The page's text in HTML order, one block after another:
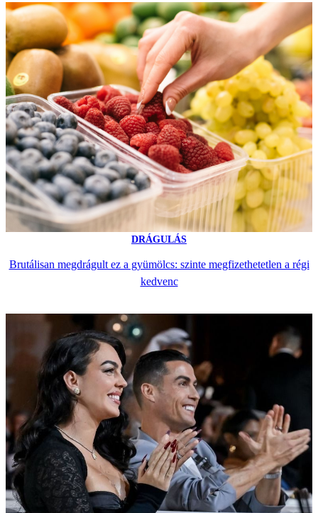
DRÁGULÁS
Brutálisan megdrágult ez a gyümölcs: szinte megfizethetetlen a régi
kedvenc